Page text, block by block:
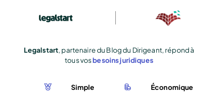
Legalstart , partenaire du Blog du Dirigeant, répond à
tous vosbesoins juridiques
Simple Économique